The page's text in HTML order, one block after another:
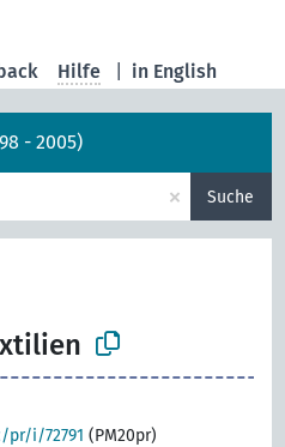
in English
Hilfe
- 2005)
× Suche
i/72791 (PM20pr)